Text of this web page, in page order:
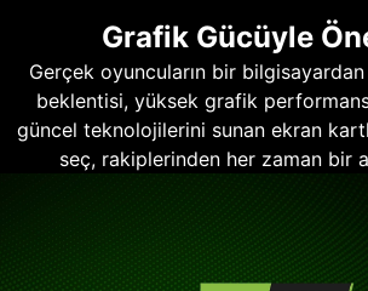
Grafik Gücüyle
Gerçek oyuncuların bir
beklentisi, yüksek grafik
güncel teknolojilerini sunan ekran
seç, rakiplerinden her zaman bir